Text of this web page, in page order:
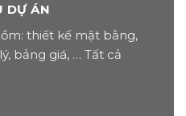
DỰ ÁN
thiết kế mặt bằng,
bảng giá, … Tất cả